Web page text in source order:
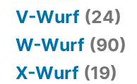
V-Wurf (24)
W-Wurf (90)
X-Wurf (19)